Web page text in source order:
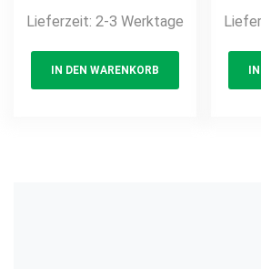
Lieferzeit: 2-3 Werktage
IN DEN WARENKORB